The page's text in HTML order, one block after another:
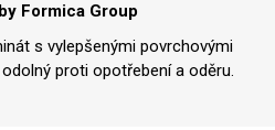
Formica Group
s vylepšenými povrchovými
proti opotřebení a oděru.